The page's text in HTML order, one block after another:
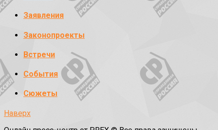
Заявления
Законопроекты
Встречи
События
Сюжеты
Наверх